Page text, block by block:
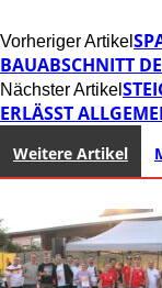
Vorheriger Artikel
BAUABSCHNITT
Nächster Artikel
ERLÄSST
Weitere Artikel
31.